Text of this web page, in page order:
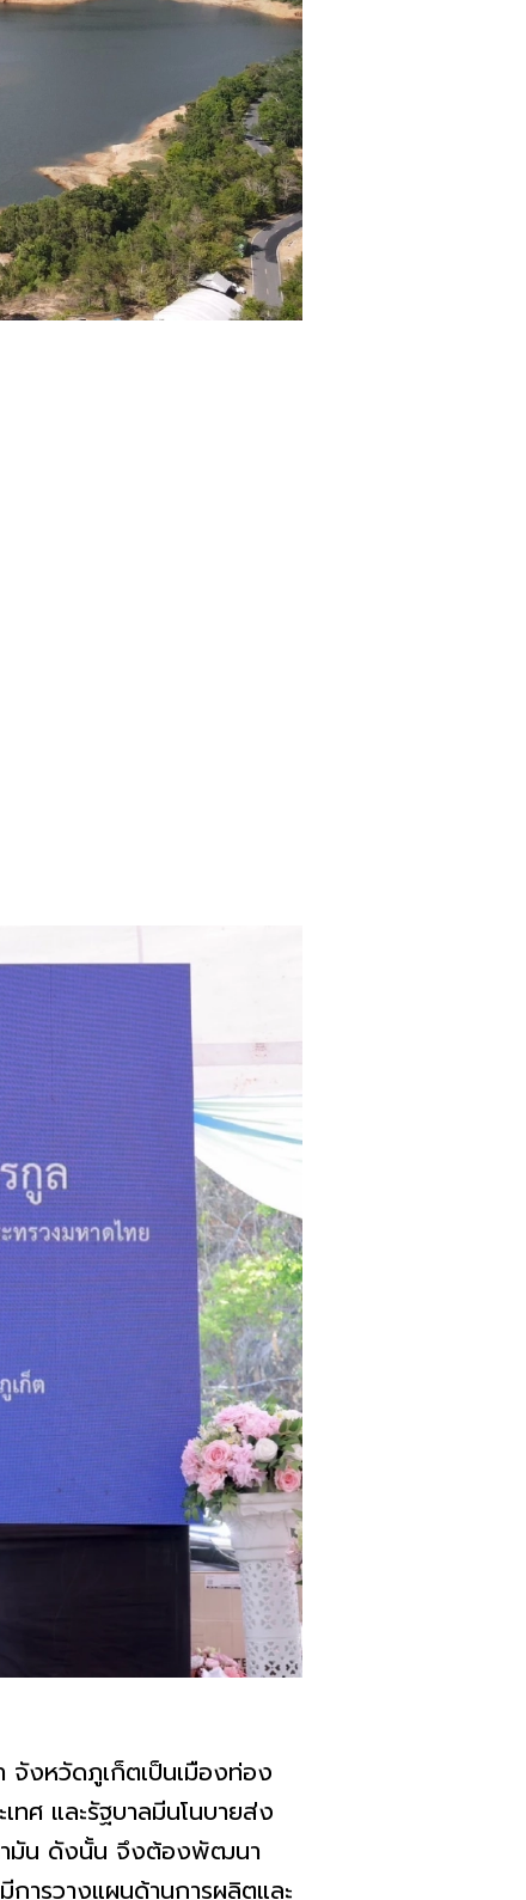
จังหวัดภูเก็ตเป็นเมืองท่อง
ศ และรัฐบาลมีนโนบายส่ง
ามัน ดังนั้น จึงต้องพัฒนา
การวางแผนด้านการผลิตและ